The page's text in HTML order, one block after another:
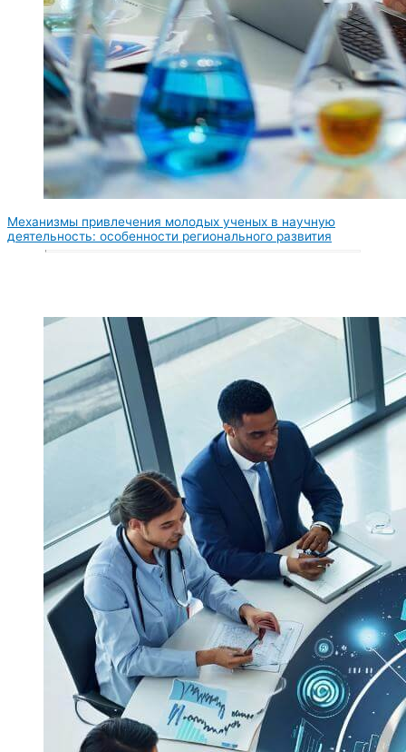
Механизмы привлечения молодых ученых в научную
деятельность: особенности регионального развития